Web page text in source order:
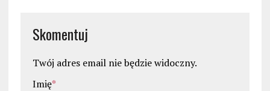
Skomentuj
Twój adres email nie będzie widoczny.
Imię*